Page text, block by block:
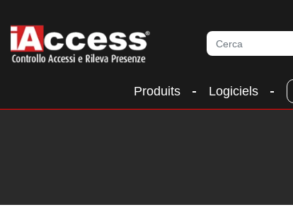
Produits Logiciels